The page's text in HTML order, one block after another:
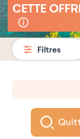
CETTE
Filtres